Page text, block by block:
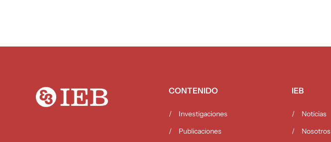
CONTENIDO
Investigaciones
Publicaciones
IEB
Noticias
Nosotros